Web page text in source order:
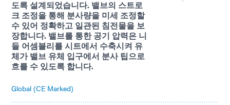
도록 설계되었습니다. 밸브의 스트로
크 조정을 통해 분사량을 미세 조정할
수 있어 정확하고 일관된 침전물을 보
장합니다. 밸브를 통한 공기 압력은 니
들 어셈블리를 시트에서 수축시켜 유
체가 밸브 유체 입구에서 분사 팁으로
흐를 수 있도록 합니다.
Global (CE Marked)